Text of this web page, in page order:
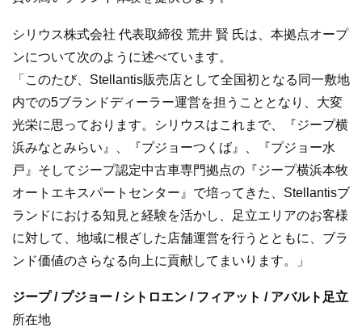
シリウス株式会社 代表取締役 荒井 賢 氏は、本拠点オープ
ンについて次のように述べています。
「このたび、Stellantis販売店として全国初となる同一敷地
内での5ブランドディーラー運営を担うこととなり、大変
光栄に思っております。シリウスはこれまで、『ジープ横
浜みなとみらい』、『プジョーつくば』、『プジョー水
戸』そしてジープ認定中古車専門拠点の『ジープ横浜本牧
オートエキスパートセンター』で培ってきた、Stellantisブ
ランドにおける知見と経験を活かし、足立エリアのお客様
に対して、地域に根ざした店舗運営を行うとともに、ブラ
ンド価値のさらなる向上に貢献してまいります。」
ジープ / プジョー / シトロエン / フィアット / アバルト足立
所在地